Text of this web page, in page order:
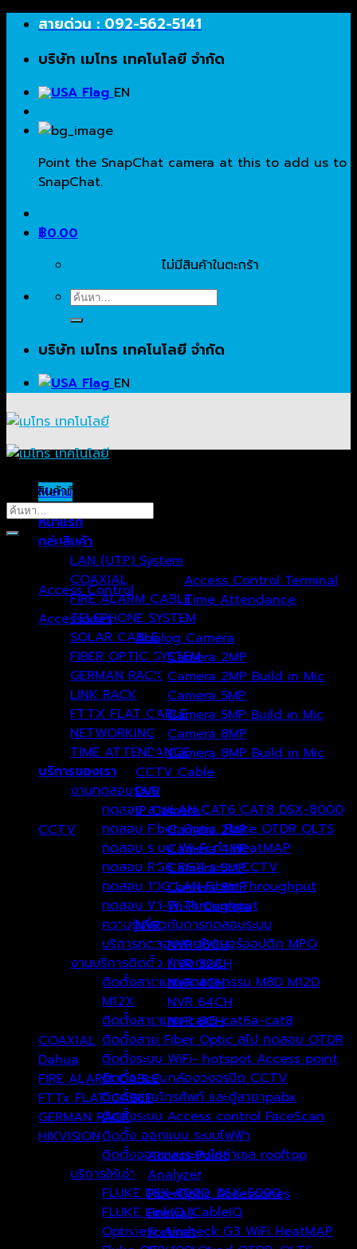
Skip
content
สายด่วน : 092-562-5141
บริษัท เมโทร เทคโนโลยี จำกัด
EN
Point the SnapChat camera at this to add us to
SnapChat.
฿0.00
ไม่มีสินค้าในตะกร้า
ค้นหา:
บริษัท เมโทร เทคโนโลยี จำกัด
EN
Menu
หน้าแรก
กลุ่มสินค้า
LAN (UTP) System
COAXIAL
FIRE ALARM CABLE
TELEPHONE SYSTEM
SOLAR CABLE
FIBER OPTIC SYSTEM
GERMAN RACK
LINK RACK
FTTX FLAT CABLE
NETWORKING
TIME ATTENDANCE
บริการของเรา
งานทดสอบระบบ
ทดสอบ สายLAN CAT6 CAT8 DSX-8000
ทดสอบ Fiber Optic, Fluke OTDR OLTS
ทดสอบ ระบบ Wi-Fi ทำ HeatMAP
ทดสอบ RG6 RG11 ระบบ CCTV
ทดสอบ 10G LAN Fiber Throughput
ทดสอบ Wi-Fi Throughput
ความรู้เกี่ยวกับการทดสอบระบบ
บริการทดสอบสายไฟเบอร์ออปติก MPO
งานบริการติดตั้ง / ออกแบบ
ติดตั้งสายแลนอุตสาหกรรม M8D M12D
M12X
ติดตั้งสายแลน-cat6-cat6a-cat8
ติดตั้งสาย Fiber Optic สไป ทดสอบ OTDR
ติดตั้งระบบ WiFi- hotspot Access point
ติดตั้ง ระบบกล้องวงจรปิด CCTV
ติดตั้งสายโทรศัพท์ และตู้สาขาpabx
ติดตั้งระบบ Access control FaceScan
ติดตั้ง ออกแบบ ระบบไฟฟ้า
ติดตั้งออกแบบระบบโซล่าเซล rooftop
บริการให้เช่า
FLUKE DSX-8000, DSX-5000
FLUKE LinkIQ, CableIQ
Optiview, Aircheck G3 WiFi HeatMAP
ค้นหาสินค้าที่ต้องการ…
ค้นหา:
หมวดหมู่สินค้า
Access Control(51)
Access Control Terminal
Time Attendance
Accessories(24)
CCTV (237)
Analog Camera
Camera 2MP
Camera 2MP Build in Mic
Camera 5MP
Camera 5MP Build in Mic
Camera 8MP
Camera 8MP Build in Mic
CCTV Cable
DVR
IP Camera
Camera 2MP
Camera 4MP
Camera 5MP
Camera 8MP
Wi-Fi Camera
NVR
NVR 16CH
NVR 32CH
NVR 4CH
NVR 64CH
NVR 8CH
COAXIAL (1)
Dahua (177)
FIRE ALARM CABLE(1)
FTTx FLAT CABLE(2)
GERMAN RACK(1)
HIKVISION(115)
Access Point
Analyzer
FiberOptic Accessories
Firewall
Fortinet